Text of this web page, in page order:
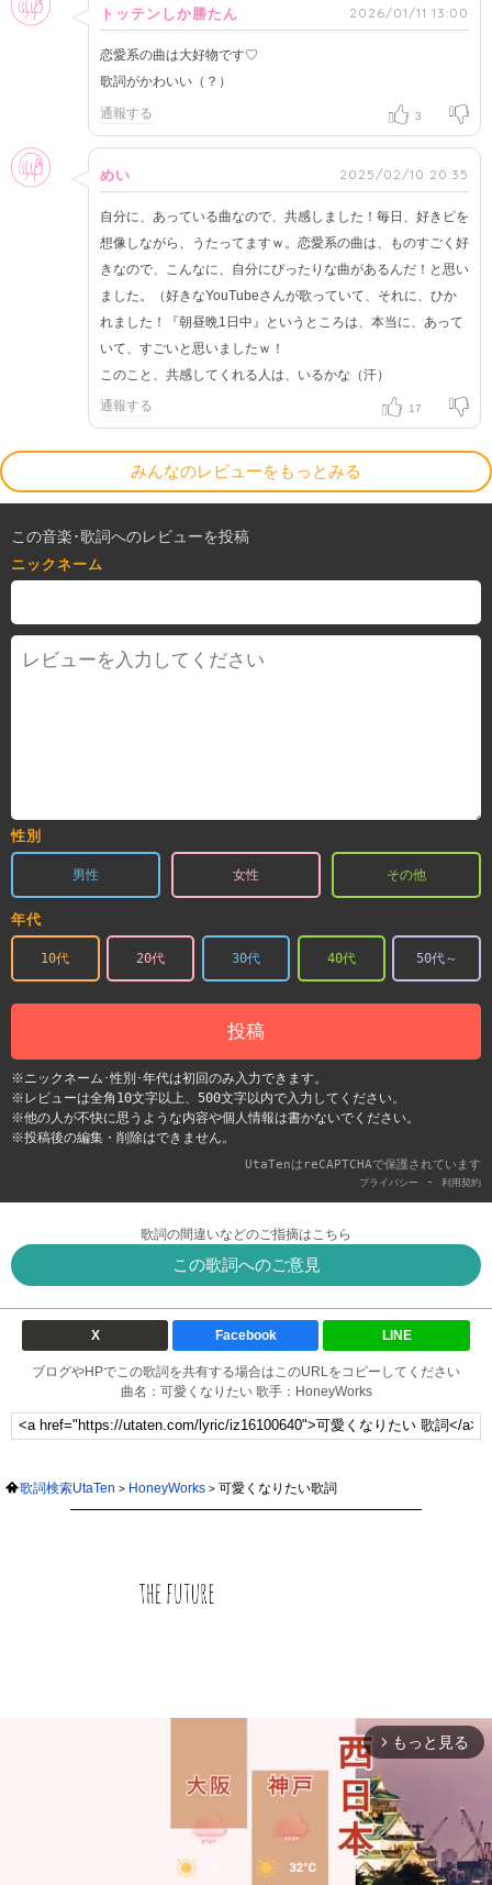
トッテンしか勝たん 2026/01/11 13:00
恋愛系の曲は大好物です♡
歌詞がかわいい（？）
通報する 3
女性
めい 2025/02/10 20:35
自分に、あっている曲なので、共感しました！毎日、好きピを
想像しながら、うたってますｗ。恋愛系の曲は、ものすごく好
きなので、こんなに、自分にぴったりな曲があるんだ！と思い
ました。（好きなYouTubeさんが歌っていて、それに、ひか
れました！『朝昼晩1日中』というところは、本当に、あって
いて、すごいと思いましたｗ！
このこと、共感してくれる人は、いるかな（汗）
通報する 17
みんなのレビューをもっとみる
この音楽･歌詞へのレビューを投稿
ニックネーム
性別
男性 女性 その他
年代
10代 20代 30代 40代 50代～
投稿
※ニックネーム･性別･年代は初回のみ入力できます。
※レビューは全角10文字以上、500文字以内で入力してください。
※他の人が不快に思うような内容や個人情報は書かないでください。
※投稿後の編集・削除はできません。
UtaTenはreCAPTCHAで保護されています
プライバシー - 利用契約
歌詞の間違いなどのご指摘はこちら
この歌詞へのご意見
X Facebook LINE
ブログやHPでこの歌詞を共有する場合はこのURLをコピーしてください
曲名：可愛くなりたい 歌手：HoneyWorks
歌詞検索UtaTen HoneyWorks 可愛くなりたい歌詞
arrow_forward_ios もっと見る